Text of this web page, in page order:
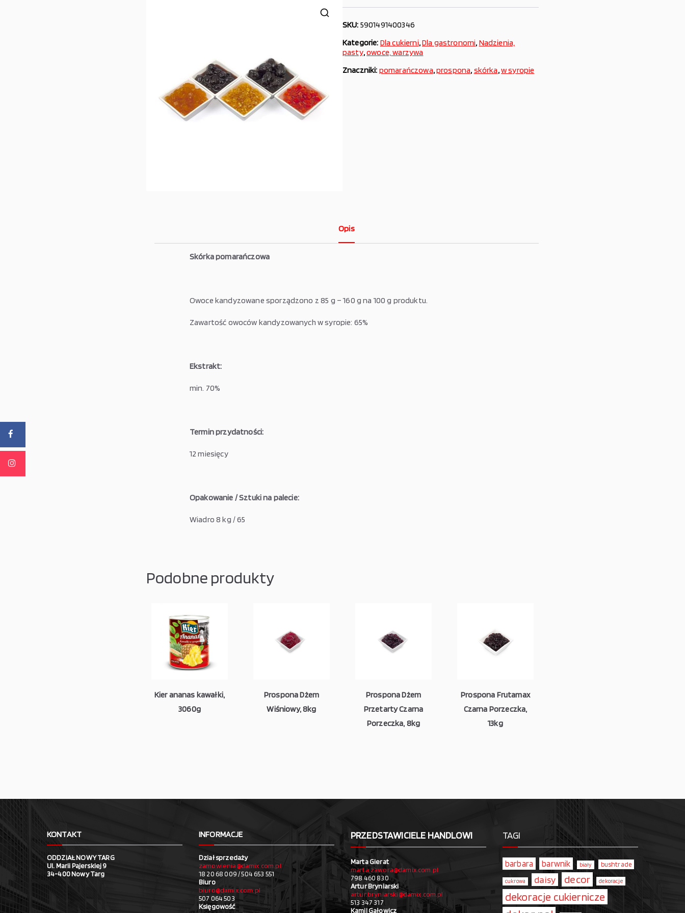
SKU: 5901491400346
Kategorie: Dla cukierni,Dla gastronomi, Nadzienia,
pasty,owoce, warzywa
Znaczniki: pomarańczowa,prospona, skórka,w syropie
Opis
Skórka pomarańczowa
Owoce kandyzowane sporządzono z 85 g – 160 g na 100 g produktu.
Zawartość owoców kandyzowanych w syropie: 65%
Ekstrakt:
min. 70%
Termin przydatności:
12 miesięcy
Opakowanie / Sztuki na palecie:
Wiadro 8 kg / 65
Podobne produkty
Kier ananas kawałki,
3060g
Prospona Dżem
Wiśniowy, 8kg
Prospona Dżem
Przetarty Czarna
Porzeczka, 8kg
Prospona Frutamax
Czarna Porzeczka,
13kg
KONTAKT
ODDZIAŁ NOWY TARG
Ul. Marii Pajerskiej 9
34-400 Nowy Targ
INFORMACJE
Dział sprzedaży
zamowienia@damix.com.pl
18 20 68 009 / 504 653 551
Biuro
biuro@damix.com.pl
507 064 503
Księgowość
PRZEDSTAWICIELE HANDLOWI
Marta Gierat
marta.zawora@damix.com.pl
798 460 830
Artur Bryniarski
artur.bryniarski@damix.com.pl
513 347 317
Kamil Gałowicz
TAGI
barbara barwnik biały bushtrade
cukrowa daisy decor dekoracje
dekoracje cukiernicze